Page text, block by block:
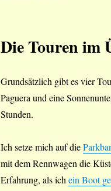
Die Touren im
Grundsätzlich gibt es vier
Paguera und eine
Stunden.
Ich setze mich auf die
mit dem Rennwagen die
Erfahrung, als ichein Boot